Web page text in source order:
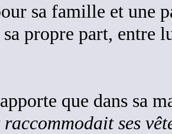
sa famille et une
propre part, entre
que dans sa
ses